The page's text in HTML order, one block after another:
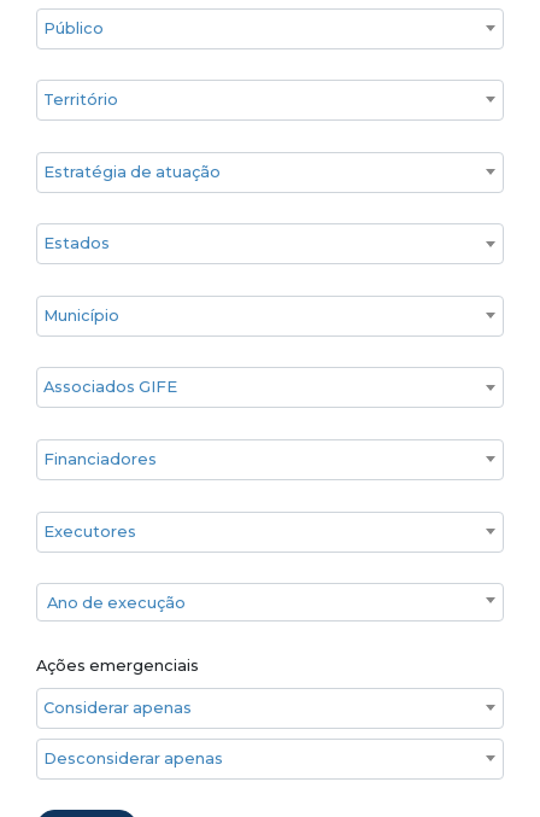
Público
Territórios
Estratégia de atuação
Estado
Cidade
Associados GIFE
Financiadores
Executores
Ano de execução
Ano de execução
Ações emergenciais
Considerar apenas ações emergenciais
Desconsiderar apenas ações emergenciais